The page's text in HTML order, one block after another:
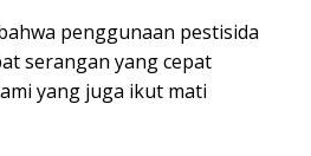
penggunaan pestisida
serangan yang cepat
yang juga ikut mati